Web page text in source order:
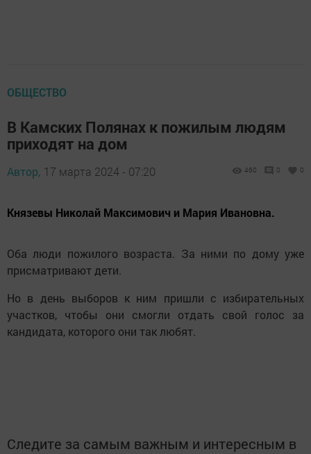
ОБЩЕСТВО
В Камских Полянах к пожилым людям
приходят на дом
Автор, 17 марта 2024 - 07:20 460 0 0
Князевы Николай Максимович и Мария Ивановна.
Оба люди пожилого возраста. За ними по дому уже
присматривают дети.
Но в день выборов к ним пришли с избирательных
участков, чтобы они смогли отдать свой голос за
кандидата, которого они так любят.
Следите за самым важным и интересным в